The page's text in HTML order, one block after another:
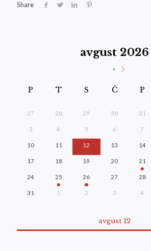
Share
avgust 2026
>
P T S Č P
27 28 29 30 31
3 4 5 6 7
10 11 12 13 14
17 18 19 20 21
24 25 26 27 28
31 1 2 3 4
avgust 12